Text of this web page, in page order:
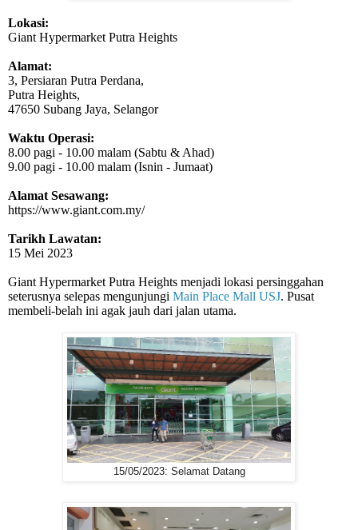
Lokasi:
Giant Hypermarket Putra Heights
Alamat:
3, Persiaran Putra Perdana,
Putra Heights,
47650 Subang Jaya, Selangor
Waktu Operasi:
8.00 pagi - 10.00 malam (Sabtu & Ahad)
9.00 pagi - 10.00 malam (Isnin - Jumaat)
Alamat Sesawang:
https://www.giant.com.my/
Tarikh Lawatan:
15 Mei 2023
Giant Hypermarket Putra Heights menjadi lokasi persinggahan
seterusnya selepas mengunjungi Main Place Mall USJ. Pusat
membeli-belah ini agak jauh dari jalan utama.
15/05/2023: Selamat Datang